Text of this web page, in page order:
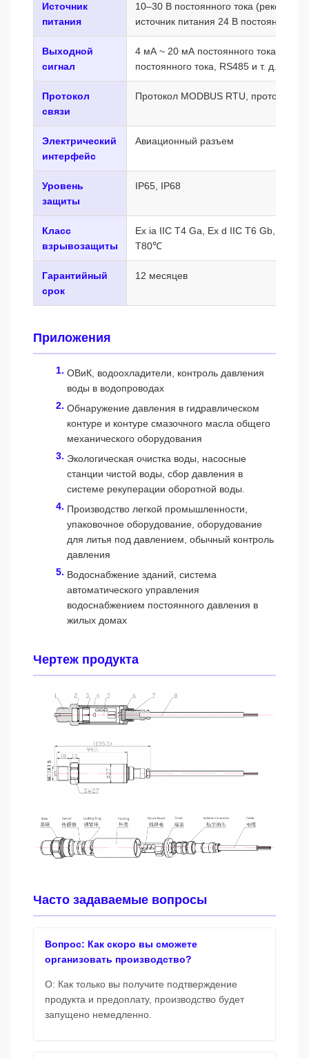
Источник
питания
10–30 В постоянного тока
источник питания 24 В постоянного
Выходной
сигнал
4 мА ~ 20 мА постоянного тока, 1 В ~
постоянного тока, RS485 и т. д.
Протокол
связи
Протокол MODBUS RTU, протокол
Электрический
интерфейс
Авиационный разъем
Уровень
защиты
IP65, IP68
Класс
взрывозащиты
Ex ia IIC T4 Ga, Ex d IIC T6 Gb, Ex tD
T80℃
Гарантийный
срок
12 месяцев
Приложения
ОВиК, водоохладители, контроль давления
воды в водопроводах
Обнаружение давления в гидравлическом
контуре и контуре смазочного масла общего
механического оборудования
Экологическая очистка воды, насосные
станции чистой воды, сбор давления в
системе рекуперации оборотной воды.
Производство легкой промышленности,
упаковочное оборудование, оборудование
для литья под давлением, обычный контроль
давления
Водоснабжение зданий, система
автоматического управления
водоснабжением постоянного давления в
жилых домах
Чертеж продукта
Часто задаваемые вопросы
Вопрос: Как скоро вы сможете
организовать производство?
О: Как только вы получите подтверждение
продукта и предоплату, производство будет
запущено немедленно.